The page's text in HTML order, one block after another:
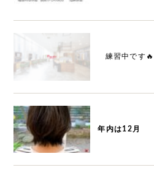
練習中です🔥
年内は12 月